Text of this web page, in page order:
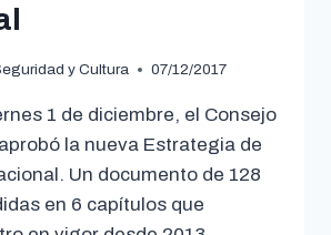
y Cultura 07/12/2017
1 de diciembre, el Consejo
la nueva Estrategia de
Un documento de 128
en 6 capítulos que